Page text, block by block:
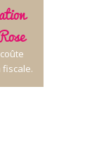
fiscale.